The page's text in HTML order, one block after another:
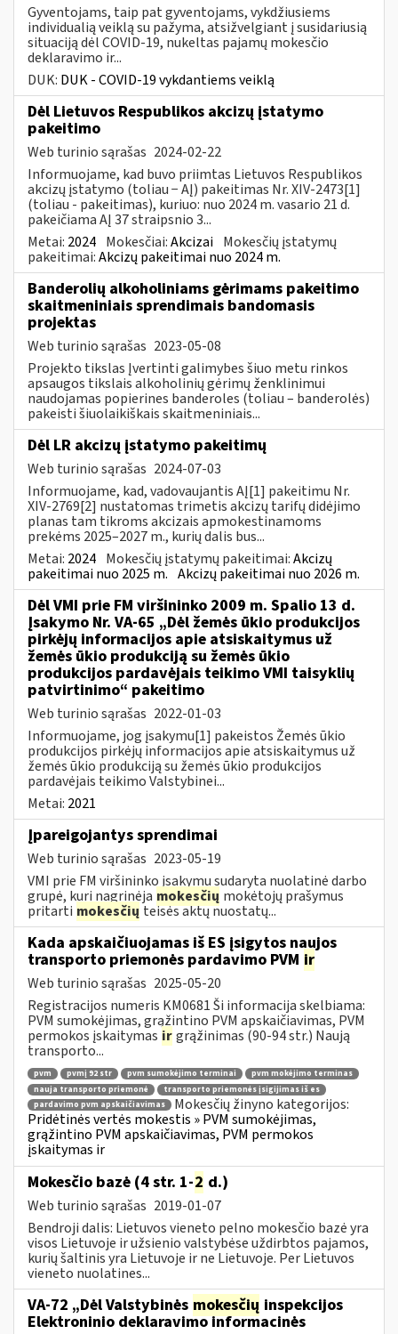
Gyventojams, taip pat gyventojams, vykdžiusiems
individualią veiklą su pažyma, atsižvelgiant į susidariusią
situaciją dėl COVID-19, nukeltas pajamų mokesčio
deklaravimo ir...
DUK: DUK - COVID-19 vykdantiems veiklą
Dėl Lietuvos Respublikos akcizų įstatymo
pakeitimo
Web turinio sąrašas 2024-02-22
Informuojame, kad buvo priimtas Lietuvos Respublikos
akcizų įstatymo (toliau − AĮ) pakeitimas Nr. XIV-2473[1]
(toliau - pakeitimas), kuriuo: nuo 2024 m. vasario 21 d.
pakeičiama AĮ 37 straipsnio 3...
Metai: 2024 Mokesčiai:Akcizai Mokesčių įstatymų
pakeitimai:Akcizų pakeitimai nuo 2024 m.
Banderolių alkoholiniams gėrimams pakeitimo
skaitmeniniais sprendimais bandomasis
projektas
Web turinio sąrašas 2023-05-08
Projekto tikslas Įvertinti galimybes šiuo metu rinkos
apsaugos tikslais alkoholinių gėrimų ženklinimui
naudojamas popierines banderoles (toliau – banderolės)
pakeisti šiuolaikiškais skaitmeniniais...
Dėl LR akcizų įstatymo pakeitimų
Web turinio sąrašas 2024-07-03
Informuojame, kad, vadovaujantis AĮ[1] pakeitimu Nr.
XIV-2769[2] nustatomas trimetis akcizų tarifų didėjimo
planas tam tikroms akcizais apmokestinamoms
prekėms 2025–2027 m., kurių dalis bus...
Metai: 2024 Mokesčių įstatymų pakeitimai:Akcizų
pakeitimai nuo 2025 m. Akcizų pakeitimai nuo 2026 m.
Dėl VMI prie FM viršininko 2009 m. Spalio 13 d.
Įsakymo Nr. VA-65 „Dėl žemės ūkio produkcijos
pirkėjų informacijos apie atsiskaitymus už
žemės ūkio produkciją su žemės ūkio
produkcijos pardavėjais teikimo VMI taisyklių
patvirtinimo“ pakeitimo
Web turinio sąrašas 2022-01-03
Informuojame, jog įsakymu[1] pakeistos Žemės ūkio
produkcijos pirkėjų informacijos apie atsiskaitymus už
žemės ūkio produkciją su žemės ūkio produkcijos
pardavėjais teikimo Valstybinei...
Metai: 2021
Įpareigojantys sprendimai
Web turinio sąrašas 2023-05-19
VMI prie FM viršininko įsakymu sudaryta nuolatinė darbo
grupė, kuri nagrinėja mokesčių mokėtojų prašymus
pritarti mokesčių teisės aktų nuostatų...
Kada apskaičiuojamas iš ES įsigytos naujos
transporto priemonės pardavimo PVM ir
Web turinio sąrašas 2025-05-20
Registracijos numeris KM0681 Ši informacija skelbiama:
PVM sumokėjimas, grąžintino PVM apskaičiavimas, PVM
permokos įskaitymas irgrąžinimas (90-94 str.) Naują
transporto...
pvm pvmį 92 str pvm sumokėjimo terminai
pvm mokėjimo terminas
nauja transporto priemonė
transporto priemonės įsigijimas iš es
pardavimo pvm apskaičiavimas
Mokesčių žinyno kategorijos:
Pridėtinės vertės mokestis » PVM sumokėjimas,
grąžintino PVM apskaičiavimas, PVM permokos
įskaitymas ir
Mokesčio bazė (4 str. 1-2 d.)
Web turinio sąrašas 2019-01-07
Bendroji dalis: Lietuvos vieneto pelno mokesčio bazė yra
visos Lietuvoje ir užsienio valstybėse uždirbtos pajamos,
kurių šaltinis yra Lietuvoje ir ne Lietuvoje. Per Lietuvos
vieneto nuolatines...
VA-72 „Dėl Valstybinės mokesčių inspekcijos
Elektroninio deklaravimo informacinės